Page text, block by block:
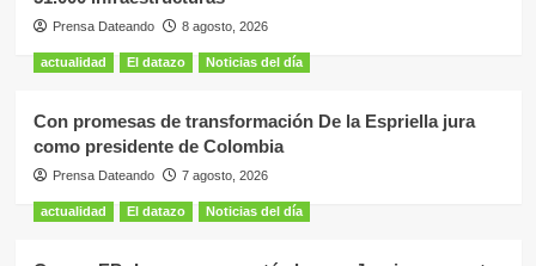
Prensa Dateando 8 agosto, 2026
actualidad El datazo Noticias del día
Con promesas de transformación De la Espriella jura
como presidente de Colombia
Prensa Dateando 7 agosto, 2026
actualidad El datazo Noticias del día